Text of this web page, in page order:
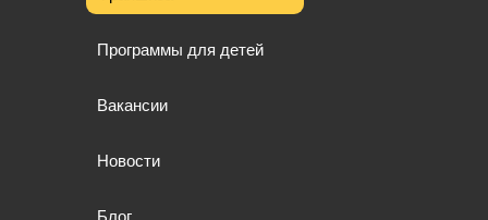
Программы для детей
Вакансии
Новости
Блог